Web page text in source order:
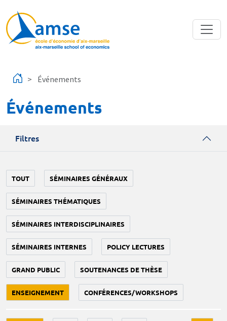
Événements
Événements
Filtres
TOUT SÉMINAIRES GÉNÉRAUX
SÉMINAIRES THÉMATIQUES
SÉMINAIRES INTERDISCIPLINAIRES
SÉMINAIRES INTERNES POLICY LECTURES
GRAND PUBLIC SOUTENANCES DE THÈSE
ENSEIGNEMENT CONFÉRENCES/WORKSHOPS